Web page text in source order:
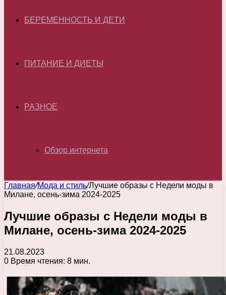
БЕРЕМЕННОСТЬ И ДЕТИ
ПИТАНИЕ И ДИЕТЫ
РАЗНОЕ
Обзор интернета
Главная/Мода и стиль/Лучшие образы с Недели моды в
Милане, осень-зима 2024-2025
Лучшие образы с Недели моды в
Милане, осень-зима 2024-2025
21.08.2023
0 Время чтения: 8 мин.